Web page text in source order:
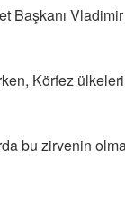
Başkanı
Körfez
bu zirvenin